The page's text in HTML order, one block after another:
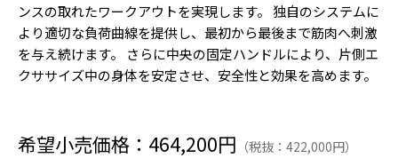
ンスの取れたワークアウトを実現します。 独自のシステムに
より適切な負荷曲線を提供し、最初から最後まで筋肉へ刺激
を与え続けます。 さらに中央の固定ハンドルにより、片側エ
クササイズ中の身体を安定させ、安全性と効果を高めます。
希望小売価格：464,200円 （税抜：422,000円）